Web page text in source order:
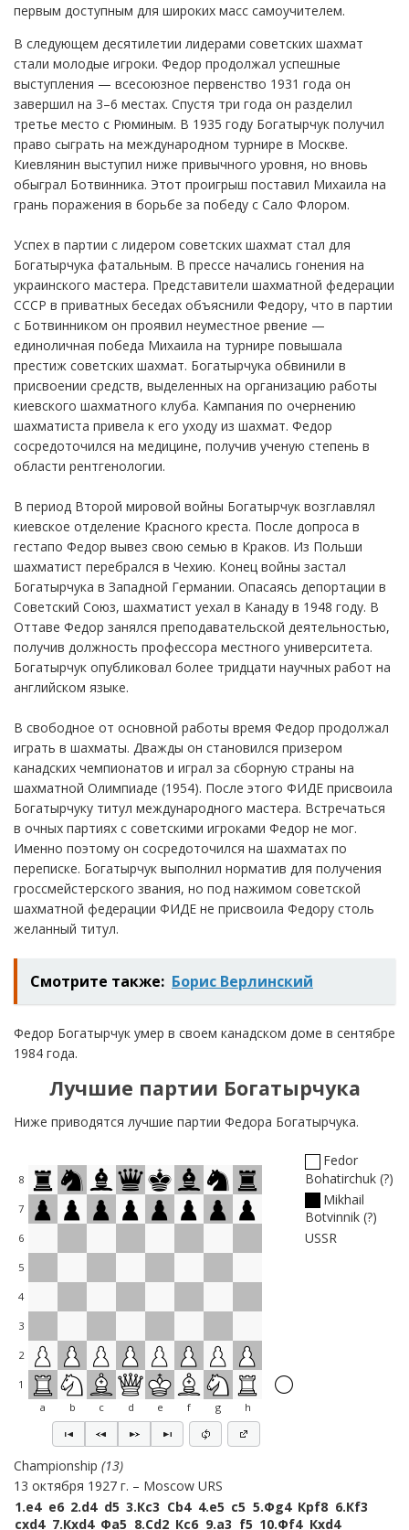
первым доступным для широких масс самоучителем.
В следующем десятилетии лидерами советских шахмат
стали молодые игроки. Федор продолжал успешные
выступления — всесоюзное первенство 1931 года он
завершил на 3–6 местах. Спустя три года он разделил
третье место с Рюминым. В 1935 году Богатырчук получил
право сыграть на международном турнире в Москве.
Киевлянин выступил ниже привычного уровня, но вновь
обыграл Ботвинника. Этот проигрыш поставил Михаила на
грань поражения в борьбе за победу с Сало Флором.
Успех в партии с лидером советских шахмат стал для
Богатырчука фатальным. В прессе начались гонения на
украинского мастера. Представители шахматной федерации
СССР в приватных беседах объяснили Федору, что в партии
с Ботвинником он проявил неуместное рвение —
единоличная победа Михаила на турнире повышала
престиж советских шахмат. Богатырчука обвинили в
присвоении средств, выделенных на организацию работы
киевского шахматного клуба. Кампания по очернению
шахматиста привела к его уходу из шахмат. Федор
сосредоточился на медицине, получив ученую степень в
области рентгенологии.
В период Второй мировой войны Богатырчук возглавлял
киевское отделение Красного креста. После допроса в
гестапо Федор вывез свою семью в Краков. Из Польши
шахматист перебрался в Чехию. Конец войны застал
Богатырчука в Западной Германии. Опасаясь депортации в
Советский Союз, шахматист уехал в Канаду в 1948 году. В
Оттаве Федор занялся преподавательской деятельностью,
получив должность профессора местного университета.
Богатырчук опубликовал более тридцати научных работ на
английском языке.
В свободное от основной работы время Федор продолжал
играть в шахматы. Дважды он становился призером
канадских чемпионатов и играл за сборную страны на
шахматной Олимпиаде (1954). После этого ФИДЕ присвоила
Богатырчуку титул международного мастера. Встречаться
в очных партиях с советскими игроками Федор не мог.
Именно поэтому он сосредоточился на шахматах по
переписке. Богатырчук выполнил норматив для получения
гроссмейстерского звания, но под нажимом советской
шахматной федерации ФИДЕ не присвоила Федору столь
желанный титул.
Смотрите также: Борис Верлинский
Федор Богатырчук умер в своем канадском доме в сентябре
1984 года.
Лучшие партии Богатырчука
Ниже приводятся лучшие партии Федора Богатырчука.
8
7
6
5
4
3
2
1
a
b c d e f g h
Fedor
Bohatirchuk ?
Mikhail
Botvinnik ?
USSR
Championship 13
13 октября 1927 г.
Moscow URS
1.e4 e6 2.d4 d5 3.Кc3 Сb4 4.e5 c5 5.Фg4 Крf8 6.Кf3
cxd4 7.Кxd4 Фa5 8.Сd2 Кc6 9.a3 f5 10.Фf4 Кxd4